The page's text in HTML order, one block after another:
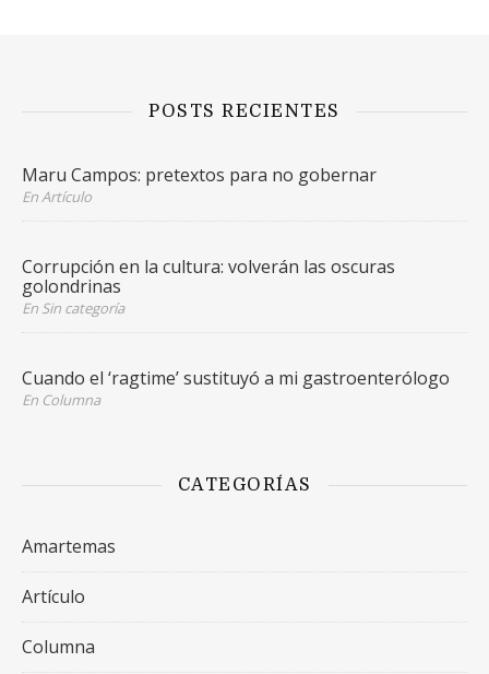
POSTS RECIENTES
Maru Campos: pretextos para no gobernar
En Artículo
Corrupción en la cultura: volverán las oscuras
golondrinas
En Sin categoría
Cuando el ‘ragtime’ sustituyó a mi gastroenterólogo
En Columna
CATEGORÍAS
Amartemas
Artículo
Columna